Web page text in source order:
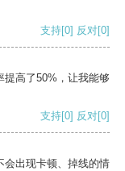
支持[0] 反对[0]
提高了50%，让我能够
支持[0] 反对[0]
会出现卡顿、掉线的情